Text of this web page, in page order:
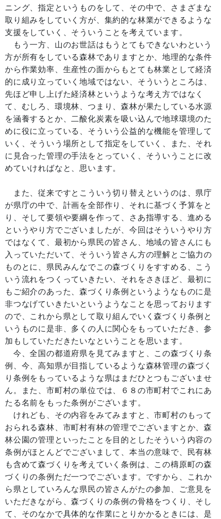
ニング、指定というものをして、その中で、さまざまな
取り組みをしていく方が、集約的な林業ができるような
支援をしていく、そういうことを考えています。
もう一方、山のお世話はもうとてもできないわという
方が所有をしている森林でありますとか、地理的な条件
から作業効率、生産性の面からもとても林業として経済
的に成り立っていく地域ではない、そういうところは、
先ほど申し上げた経済林というような考え方ではなく
て、むしろ、環境林、つまり、森林が果たしている水源
を涵養するとか、二酸化炭素を吸い込んで地球環境のた
めに役に立っている、そういう公益的な機能を管理して
いく、そういう場所として指定をしていく、また、それ
に見合った管理の手法をとっていく、そういうことに改
めていければなと、思います。
また、従来ですとこういう切り替えというのは、県庁
が県庁の中で、計画を全部作り、それに基づく予算をと
り、そして要領や要綱を作って、さあ指導する、進める
というやり方でございましたが、今回はそういうやり方
ではなくて、最初から県民の皆さん、地域の皆さんにも
入っていただいて、そういう皆さん方の理解とご協力の
ものとに、県民みんなでこの森づくりをすすめる、こう
いう流れをつくっていきたい、それをさきほど、最初に
もご紹介のあった、森づくり条例というようなものに是
非つなげていきたいというようなことを思っております
ので、これから県として取り組んでいく森づくり条例と
いうものに是非、多くの人に関心をもっていただき、参
加もしていただきたいなということを思います。
今、全国の都道府県を見てみますと、この森づくり条
例、今、高知県が目指しているような森林管理の森づく
り条例をもっているような県はまだひとつもございませ
ん。また、市町村の単位では、６８の市町村でこれにあ
たる名前をもった条例がございます。
けれども、その内容をみてみますと、市町村のもって
おられる森林、市町村有林の管理でございますとか、森
林公園の管理といったことを目的としたそういう内容の
条例がほとんどでございまして、本当の意味で、民有林
も含めて森づくりを考えていく条例は、この檮原町の森
づくりの条例ただ一つでございます。ですから、これか
ら県としていろんな県民の皆さんがたの参加、ご意見を
いただきながら、森づくりの条例の骨格をつくり、そし
て、そのなかで具体的な作業にとりかかるときには、是